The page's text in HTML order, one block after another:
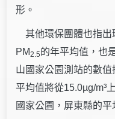
形。
其他環保團體也指
PM2.5的年平均值，也
山國家公園測站的數
平均值將從15.0µg/m³
國家公園，屏東縣的